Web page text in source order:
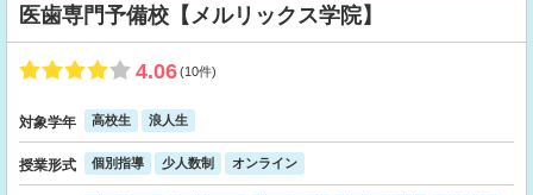
医歯専門予備校【メルリックス学院】
4.06(10件)
対象学年 高校生 浪人生
授業形式 個別指導 少人数制 オンライン